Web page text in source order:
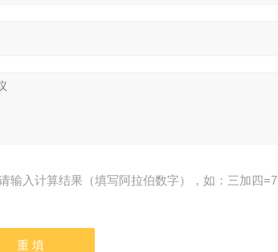
输入计算结果（填写阿拉伯数字），如：三加四=7